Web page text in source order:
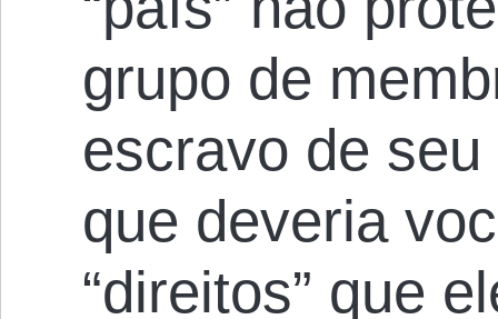
grupo de
escravo de
que deveria
“direitos” que